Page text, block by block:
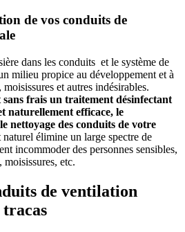
de vos conduits de
dans les conduits et le système de
milieu propice au développement et à
et autres indésirables.
frais un traitement désinfectant
naturellement efficace, le
nettoyage des conduits de votre
naturel élimine un large spectre de
incommoder des personnes sensibles,
moisissures, etc.
de ventilation
tracas